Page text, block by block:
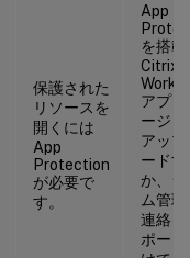
保護された
リソースを
開くには
App
Protection
が必要で
す。
App
を搭
Citrix
アプ
ージ
アッ
ードす
か、シ
ム管
連絡し
ポー